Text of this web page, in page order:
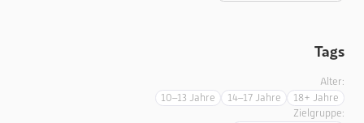
Tags
Alter:
10–13 Jahre
14–17 Jahre
18+ Jahre
Zielgruppe: